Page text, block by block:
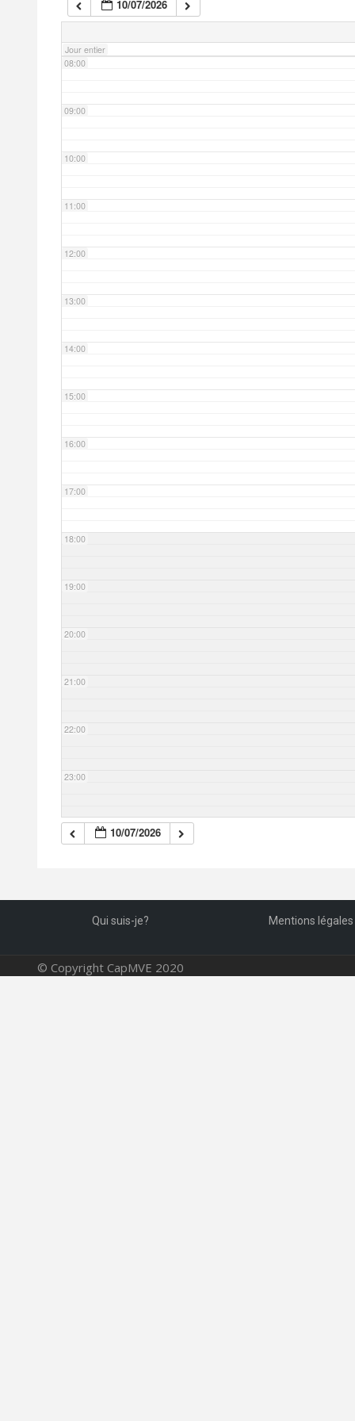
10/07/2026
Jour entier
07:00
08:00
09:00
10:00
11:00
12:00
13:00
14:00
15:00
16:00
17:00
18:00
19:00
20:00
21:00
22:00
23:00
10/07/2026
Qui suis-je? Mentions légales
© Copyright CapMVE 2020